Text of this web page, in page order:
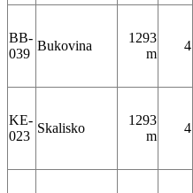
BB-
039
Bukovina
1293
m
4
KE-
023
Skalisko
1293
m
4